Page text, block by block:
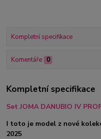
Kompletní specifikace
Komentáře 0
Kompletní specifikace
Set JOMA DANUBIO IV
I toto je model z nové
2025